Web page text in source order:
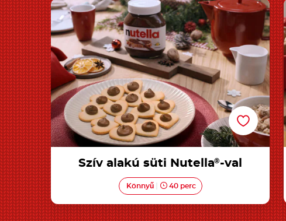
Szív alakú süti Nutella®-val
Szív alakú süti Nutella®-val
Könnyű 40 perc